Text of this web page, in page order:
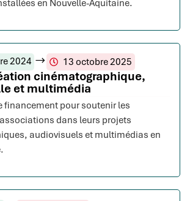
en Nouvelle-Aquitaine.
2024 13 octobre 2025
cinématographique,
et multimédia
financement pour soutenir les
dans leurs projets
audiovisuels et multimédias en